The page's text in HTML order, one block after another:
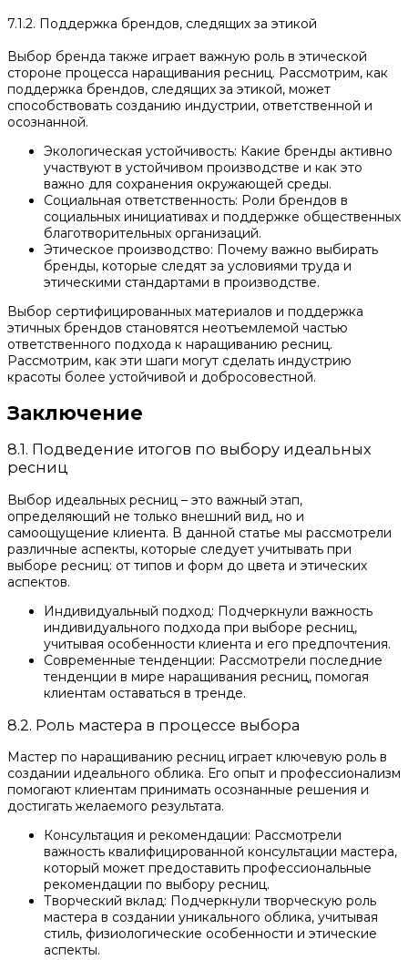
7.1.2. Поддержка брендов, следящих за этикой
Выбор бренда также играет важную роль в этической
стороне процесса наращивания ресниц. Рассмотрим, как
поддержка брендов, следящих за этикой, может
способствовать созданию индустрии, ответственной и
осознанной.
Экологическая устойчивость: Какие бренды активно
участвуют в устойчивом производстве и как это
важно для сохранения окружающей среды.
Социальная ответственность: Роли брендов в
социальных инициативах и поддержке общественных
благотворительных организаций.
Этическое производство: Почему важно выбирать
бренды, которые следят за условиями труда и
этическими стандартами в производстве.
Выбор сертифицированных материалов и поддержка
этичных брендов становятся неотъемлемой частью
ответственного подхода к наращиванию ресниц.
Рассмотрим, как эти шаги могут сделать индустрию
красоты более устойчивой и добросовестной.
Заключение
8.1. Подведение итогов по выбору идеальных
ресниц
Выбор идеальных ресниц – это важный этап,
определяющий не только внешний вид, но и
самоощущение клиента. В данной статье мы рассмотрели
различные аспекты, которые следует учитывать при
выборе ресниц: от типов и форм до цвета и этических
аспектов.
Индивидуальный подход: Подчеркнули важность
индивидуального подхода при выборе ресниц,
учитывая особенности клиента и его предпочтения.
Современные тенденции: Рассмотрели последние
тенденции в мире наращивания ресниц, помогая
клиентам оставаться в тренде.
8.2. Роль мастера в процессе выбора
Мастер по наращиванию ресниц играет ключевую роль в
создании идеального облика. Его опыт и профессионализм
помогают клиентам принимать осознанные решения и
достигать желаемого результата.
Консультация и рекомендации: Рассмотрели
важность квалифицированной консультации мастера,
который может предоставить профессиональные
рекомендации по выбору ресниц.
Творческий вклад: Подчеркнули творческую роль
мастера в создании уникального облика, учитывая
стиль, физиологические особенности и этические
аспекты.